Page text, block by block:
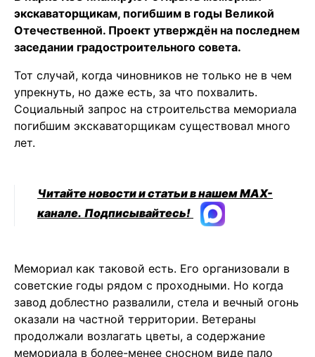
экскаваторщикам, погибшим в годы Великой
Отечественной. Проект утверждён на последнем
заседании градостроительного совета.
Тот случай, когда чиновников не только не в чем
упрекнуть, но даже есть, за что похвалить.
Социальный запрос на строительства мемориала
погибшим экскаваторщикам существовал много
лет.
Читайте новости и статьи в нашем MAX-
канале. Подписывайтесь!
Мемориал как таковой есть. Его организовали в
советские годы рядом с проходными. Но когда
завод доблестно развалили, стела и вечный огонь
оказали на частной территории. Ветераны
продолжали возлагать цветы, а содержание
мемориала в более-менее сносном виде пало